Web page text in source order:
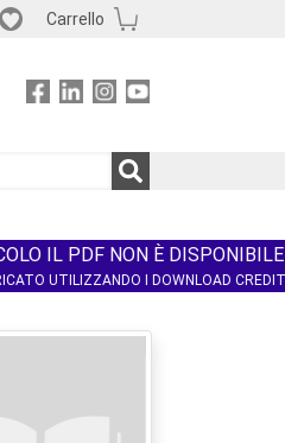
Carrello
IL PDF NON È DISPONIBILE
UTILIZZANDO I DOWNLOAD CREDIT